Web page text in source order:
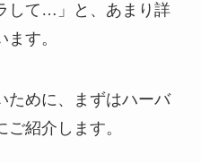
して…」と、あまり詳
す。
ために、まずはハーバ
紹介します。